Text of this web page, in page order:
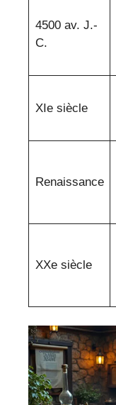
4500 av. J.-
C.
XIe siècle
Renaissance
XXe siècle